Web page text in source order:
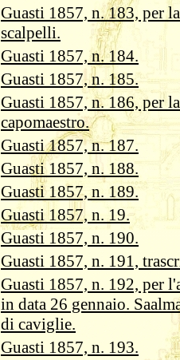
Guasti 1857, n. 183, per
scalpelli.
Guasti 1857, n. 184.
Guasti 1857, n. 185.
Guasti 1857, n. 186, per
capomaestro.
Guasti 1857, n. 187.
Guasti 1857, n. 188.
Guasti 1857, n. 189.
Guasti 1857, n. 19.
Guasti 1857, n. 190.
Guasti 1857, n. 191,
Guasti 1857, n. 192, per
in data 26 gennaio.
di caviglie.
Guasti 1857, n. 193.